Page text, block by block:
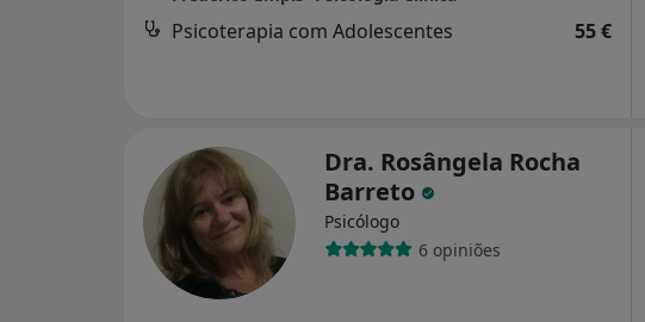
Psicoterapia com Adolescentes 55 €
Dra. Rosângela Rocha
Barreto
Psicólogo
6 opiniões